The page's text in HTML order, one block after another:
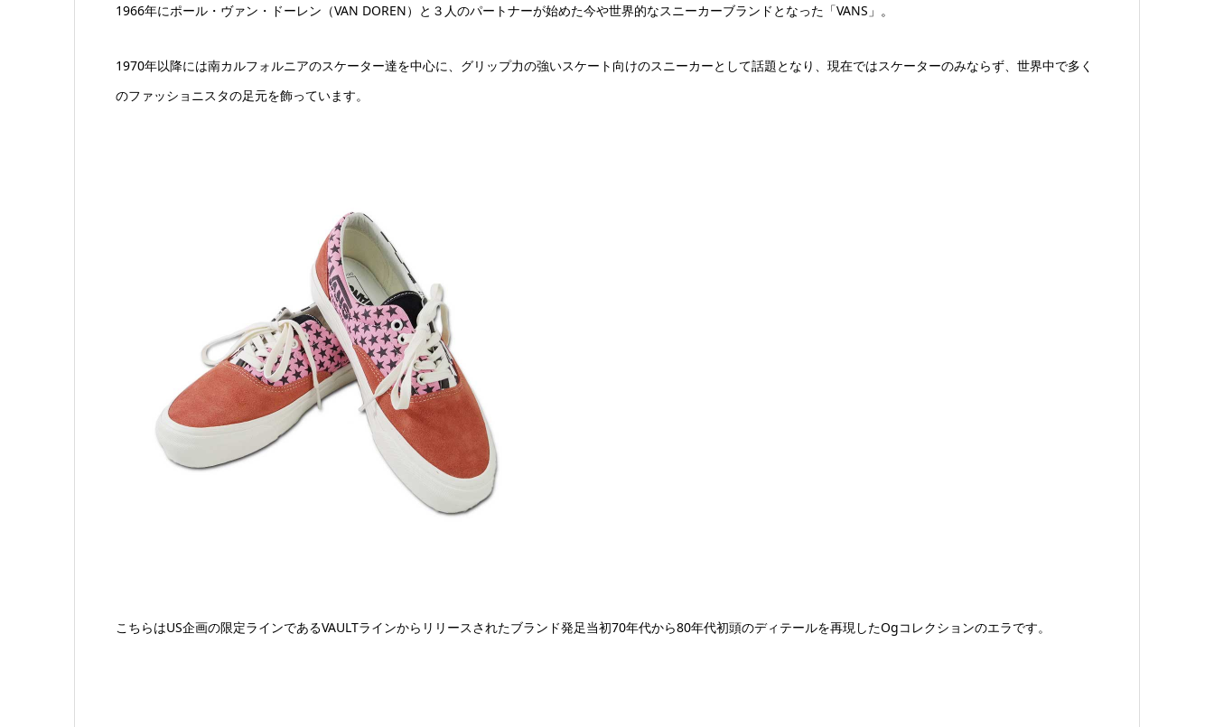
1966年にポール・ヴァン・ドーレン（VAN DOREN）と３人のパートナーが始めた今や世界的なスニーカーブランドとなった「VANS」。
1970年以降には南カルフォルニアのスケーター達を中心に、グリップ力の強いスケート向けのスニーカーとして話題となり、現在ではスケーターのみならず、世界中で多く
のファッショニスタの足元を飾っています。
こちらはUS企画の限定ラインであるVAULTラインからリリースされたブランド発足当初70年代から80年代初頭のディテールを再現したOgコレクションのエラです。